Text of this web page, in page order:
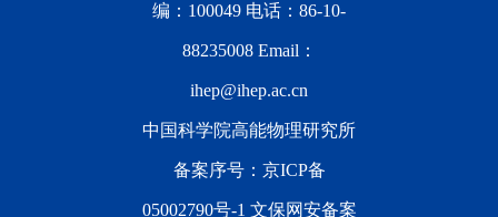
编：100049 电话：86-10-
88235008 Email：
ihep@ihep.ac.cn
中国科学院高能物理研究所
备案序号： 京ICP备
05002790号-1 文保网安备案